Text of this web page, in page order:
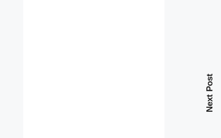
Next Post